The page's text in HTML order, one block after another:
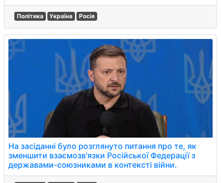
Політика Україна Росія
На засіданні було розглянуто питання про те, як
зменшити взаємозв'язки Російської Федерації з
державами-союзниками в контексті війни.